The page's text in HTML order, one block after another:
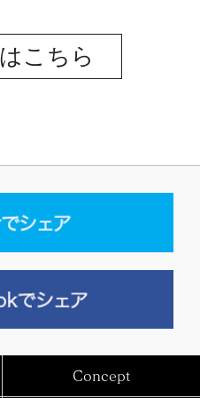
こちら
Concept